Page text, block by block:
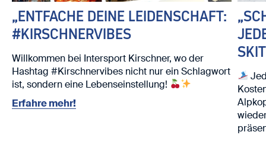
„ENTFACHE DEINE LEIDENSCHAFT:
#KIRSCHNERVIBES
Willkommen bei Intersport Kirschner, wo der
Hashtag #Kirschnervibes nicht nur ein Schlagwort
ist, sondern eine Lebenseinstellung!
Erfahre mehr!